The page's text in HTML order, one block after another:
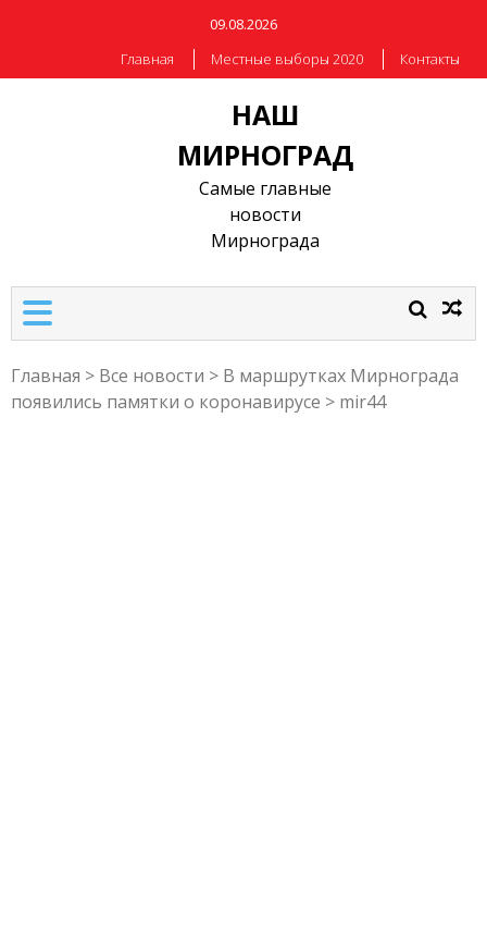
09.08.2026
Главная
Местные выборы 2020 Контакты
НАШ
МИРНОГРАД
Самые главные
новости
Мирнограда
Главная > Все новости > В маршрутках Мирнограда
появились памятки о коронавирусе > mir44